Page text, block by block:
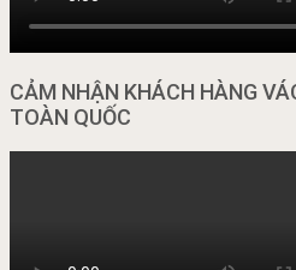
CẢM NHẬN KHÁCH HÀNG
TOÀN QUỐC